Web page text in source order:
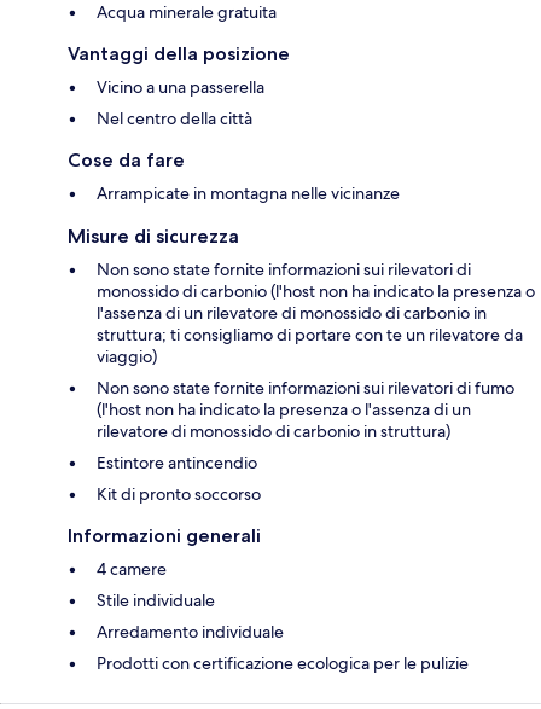
Acqua minerale gratuita
Vantaggi della posizione
Vicino a una passerella
Nel centro della città
Cose da fare
Arrampicate in montagna nelle vicinanze
Misure di sicurezza
Non sono state fornite informazioni sui rilevatori di
monossido di carbonio (l'host non ha indicato la presenza o
l'assenza di un rilevatore di monossido di carbonio in
struttura; ti consigliamo di portare con te un rilevatore da
viaggio)
Non sono state fornite informazioni sui rilevatori di fumo
(l'host non ha indicato la presenza o l'assenza di un
rilevatore di monossido di carbonio in struttura)
Estintore antincendio
Kit di pronto soccorso
Informazioni generali
4 camere
Stile individuale
Arredamento individuale
Prodotti con certificazione ecologica per le pulizie